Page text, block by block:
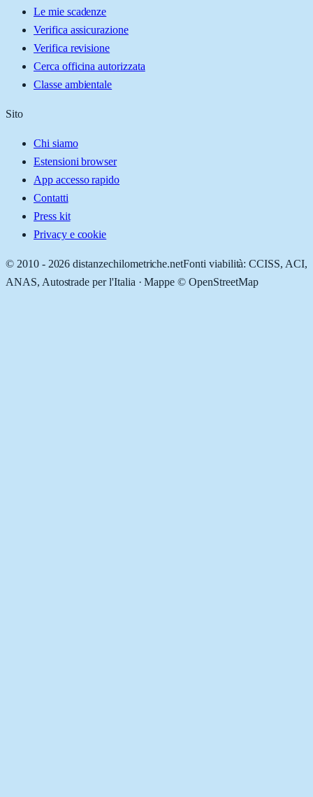
Le mie scadenze
Verifica assicurazione
Verifica revisione
Cerca officina autorizzata
Classe ambientale
Sito
Chi siamo
Estensioni browser
App accesso rapido
Contatti
Press kit
Privacy e cookie
© 2010 - 2026 distanzechilometriche.netFonti viabilità: CCISS, ACI,
ANAS, Autostrade per l'Italia · Mappe © OpenStreetMap